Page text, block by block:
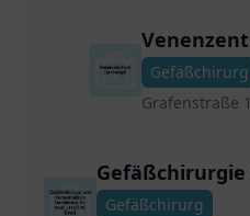
Gefäßchirurg
Grafenstraße
Heidelberg Dr.
Gefäßchirurg